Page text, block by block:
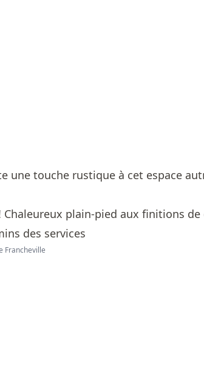
une touche rustique à cet espace
Francheville